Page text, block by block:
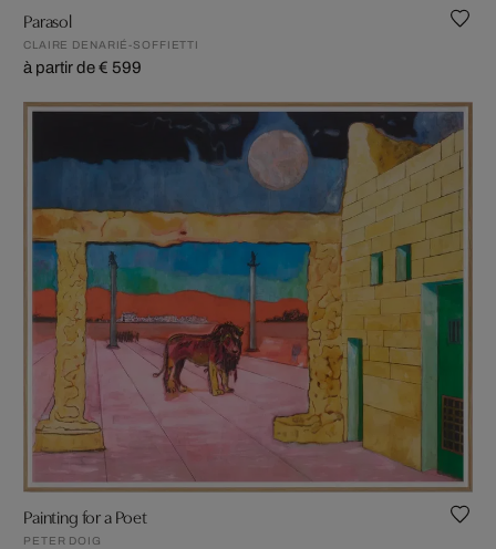
Parasol
CLAIRE DENARIÉ-SOFFIETTI
à partir de € 599
Painting for a Poet
PETER DOIG